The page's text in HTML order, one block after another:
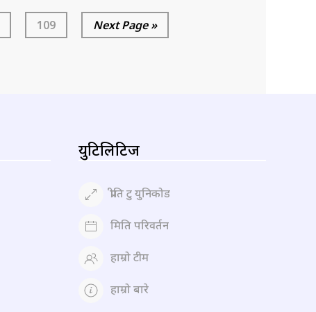
109 Next Page »
युटिलिटिज
प्रीति टु युनिकोड
मिति परिवर्तन
हाम्रो टीम
हाम्रो बारे